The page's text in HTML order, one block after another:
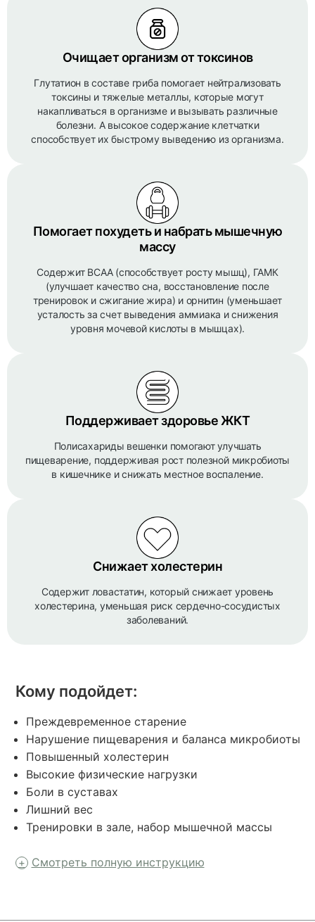
Очищает организм от токсинов
Глутатион в составе гриба помогает нейтрализовать
токсины и тяжелые металлы, которые могут
накапливаться в организме и вызывать различные
болезни. А высокое содержание клетчатки
способствует их быстрому выведению из организма.
Помогает похудеть и набрать мышечную
массу
Содержит BCAA (способствует росту мышц), ГАМК
(улучшает качество сна, восстановление после
тренировок и сжигание жира) и орнитин (уменьшает
усталость за счет выведения аммиака и снижения
уровня мочевой кислоты в мышцах).
Поддерживает здоровье ЖКТ
Полисахариды вешенки помогают улучшать
пищеварение, поддерживая рост полезной микробиоты
в кишечнике и снижать местное воспаление.
Снижает холестерин
Содержит ловастатин, который снижает уровень
холестерина, уменьшая риск сердечно-сосудистых
заболеваний.
Кому подойдет:
Преждевременное старение
Нарушение пищеварения и баланса микробиоты
Повышенный холестерин
Высокие физические нагрузки
Боли в суставах
Лишний вес
Тренировки в зале, набор мышечной массы
Смотреть полную инструкцию